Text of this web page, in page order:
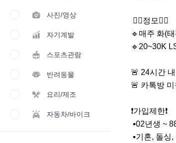
사진/영상
자기계발
스포츠관람
반려동물
요리/제조
자동차/바이크
🔹️매주 화(
🔹️20~30K
🚨 24시간
🚨 카톡방
❗️가입제한❗️